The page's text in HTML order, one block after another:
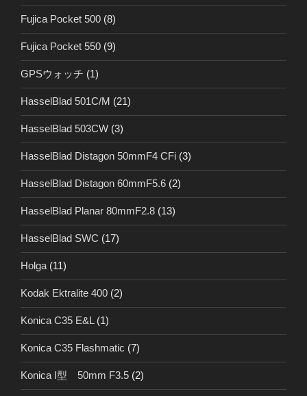
Fujica Pocket 500 (8)
Fujica Pocket 550 (9)
GPSウォッチ (1)
HasselBlad 501C/M (21)
HasselBlad 503CW (3)
HasselBlad Distagon 50mmF4 CFi (3)
HasselBlad Distagon 60mmF5.6 (2)
HasselBlad Planar 80mmF2.8 (13)
HasselBlad SWC (17)
Holga (11)
Kodak Ektralite 400 (2)
Konica C35 E&L (1)
Konica C35 Flashmatic (7)
Konica I型 50mm F3.5 (2)